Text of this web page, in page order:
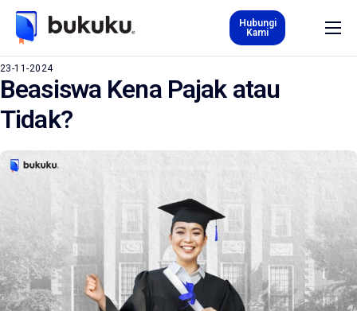
Tentang Kami
Produk & Layanan
Karir
Kurs
Hubungi
Kami
23-11-2024
Beasiswa Kena Pajak atau
Tidak?